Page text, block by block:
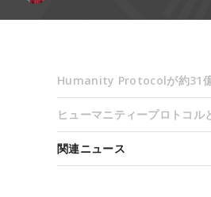
Humanity Protocolが約31
ヒューマニティープロトコル
関連ニュース